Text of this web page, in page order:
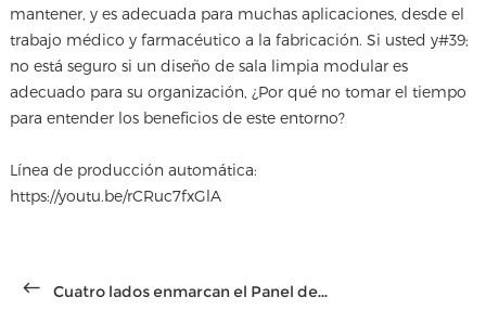
mantener, y es adecuada para muchas aplicaciones, desde el
trabajo médico y farmacéutico a la fabricación. Si usted y#39;
no está seguro si un diseño de sala limpia modular es
adecuado para su organización, ¿Por qué no tomar el tiempo
para entender los beneficios de este entorno?
Línea de producción automática:
https://youtu.be/rCRuc7fxGlA
Cuatro lados enmarcan el Panel de...